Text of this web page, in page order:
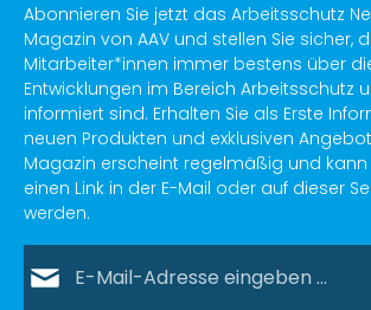
Abonnieren Sie jetzt das Arbeitsschutz
Magazin von AAV und stellen Sie sicher,
Mitarbeiter*innen immer bestens über
Entwicklungen im Bereich Arbeitsschutz
informiert sind. Erhalten Sie als Erste
neuen Produkten und exklusiven
Magazin erscheint regelmäßig und
einen Link in der E-Mail oder auf dieser
werden.